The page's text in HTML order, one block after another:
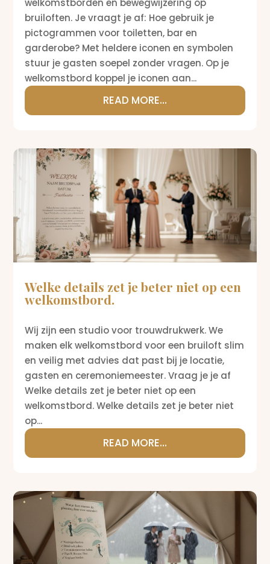
welkomstborden en bewegwijzering op
bruiloften. Je vraagt je af: Hoe gebruik je
pictogrammen voor toiletten, bar en
garderobe? Met heldere iconen en symbolen
stuur je gasten soepel zonder vragen. Op je
welkomstbord koppel je iconen aan...
READ MORE...
Welke details zet je beter niet op een
welkomstbord.
Wij zijn een studio voor trouwdrukwerk. We
maken elk welkomstbord voor een bruiloft slim
en veilig met advies dat past bij je locatie,
gasten en ceremoniemeester. Vraag je je af
Welke details zet je beter niet op een
welkomstbord. Welke details zet je beter niet
op...
READ MORE...